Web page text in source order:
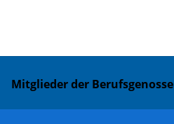
Mitglieder der